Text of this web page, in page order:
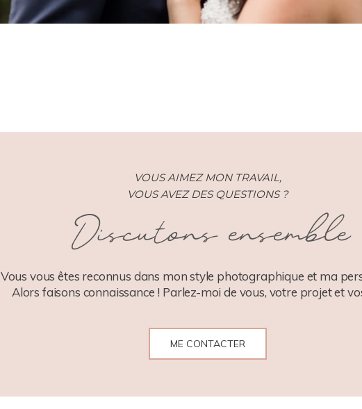
VOUS AIMEZ MON TRAVAIL,
VOUS AVEZ DES QUESTIONS ?
Discutons ensemble
Vous vous êtes reconnus dans mon style photographique et ma
Alors faisons connaissance ! Parlez-moi de vous, votre projet et
ME CONTACTER